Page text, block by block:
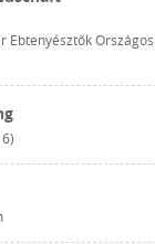
Ebtenyésztők